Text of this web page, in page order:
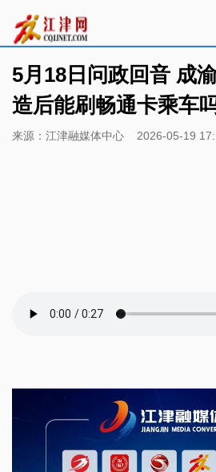
5月18日问政回音 成
造后能刷畅通卡乘车
来源：江津融媒体中心 2026-05-19